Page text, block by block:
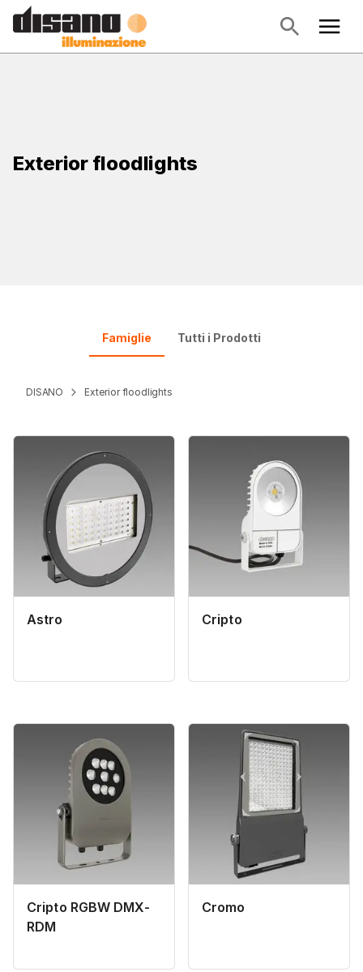
Exterior floodlights
Famiglie Tutti i Prodotti
DISANO Exterior floodlights
Astro Cripto
Cripto RGBW DMX-
RDM
Cromo